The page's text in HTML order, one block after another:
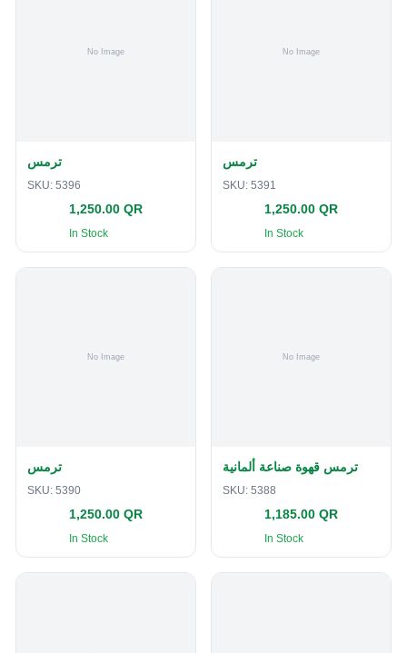
ترمس
SKU: 5396
1,250.00 QR
In Stock
ترمس
SKU: 5391
1,250.00 QR
In Stock
ترمس
SKU: 5390
1,250.00 QR
In Stock
ترمس قهوة صناعة ألمانية
SKU: 5388
1,185.00 QR
In Stock